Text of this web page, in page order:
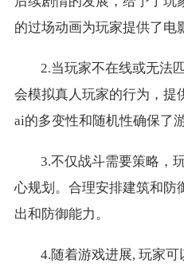
的过场动画为玩家提供了电
2.当玩家不在线或无法
会模拟真人玩家的行为，提
ai的多变性和随机性确保了
3.不仅战斗需要策略，
心规划。合理安排建筑和防
出和防御能力。
4.随着游戏进展, 玩家可